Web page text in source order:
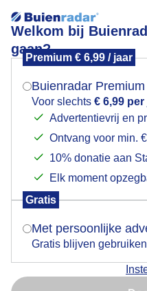
Welkom bij
gaan?
Premium € 6,99 / jaar
Buienradar Premium
Voor slechts € 6,99 per
Advertentievrij en
Ontvang voor min.
10% donatie aan
Elk moment
Gratis
Met persoonlijke
Gratis blijven gebruiken
Damherten
Dit is toch zoet..
Mogen we je
Indien je hier nog
verschijnt er zo een
Is goed,
Nu niet,